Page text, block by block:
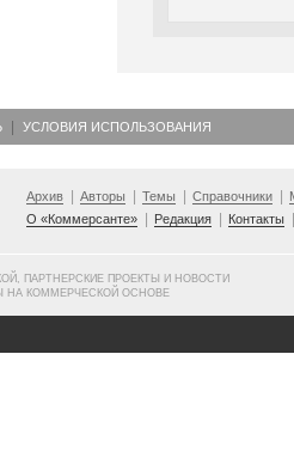
УСЛОВИЯ ИСПОЛЬЗОВАНИЯ
Архив Авторы Темы Справочники
О «Коммерсанте»
Редакция Контакты
ПАРТНЕРСКИЕ ПРОЕКТЫ И НОВОСТИ
НА КОММЕРЧЕСКОЙ ОСНОВЕ